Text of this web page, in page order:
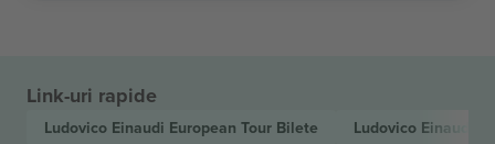
Link-uri rapide
Ludovico Einaudi European Tour Bilete Ludovico Einaudi